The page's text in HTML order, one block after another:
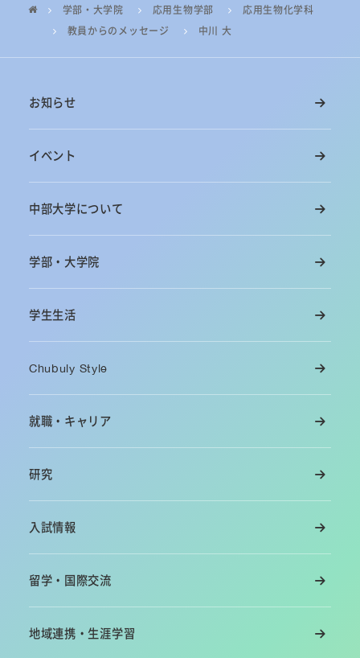
学部・大学院 応用生物学部
応用生物化学科
教員からのメッセージ
中川 大
お知らせ
イベント
中部大学について
学部・大学院
学生生活
Chubuly Style
就職・キャリア
研究
入試情報
留学・国際交流
地域連携・生涯学習